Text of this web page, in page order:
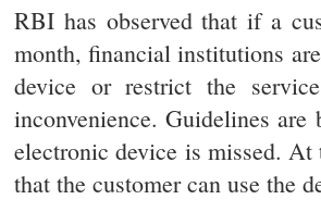
RBI has observed that if a
month, financial institutions
device or restrict the
inconvenience. Guidelines
electronic device is missed. At
that the customer can use the